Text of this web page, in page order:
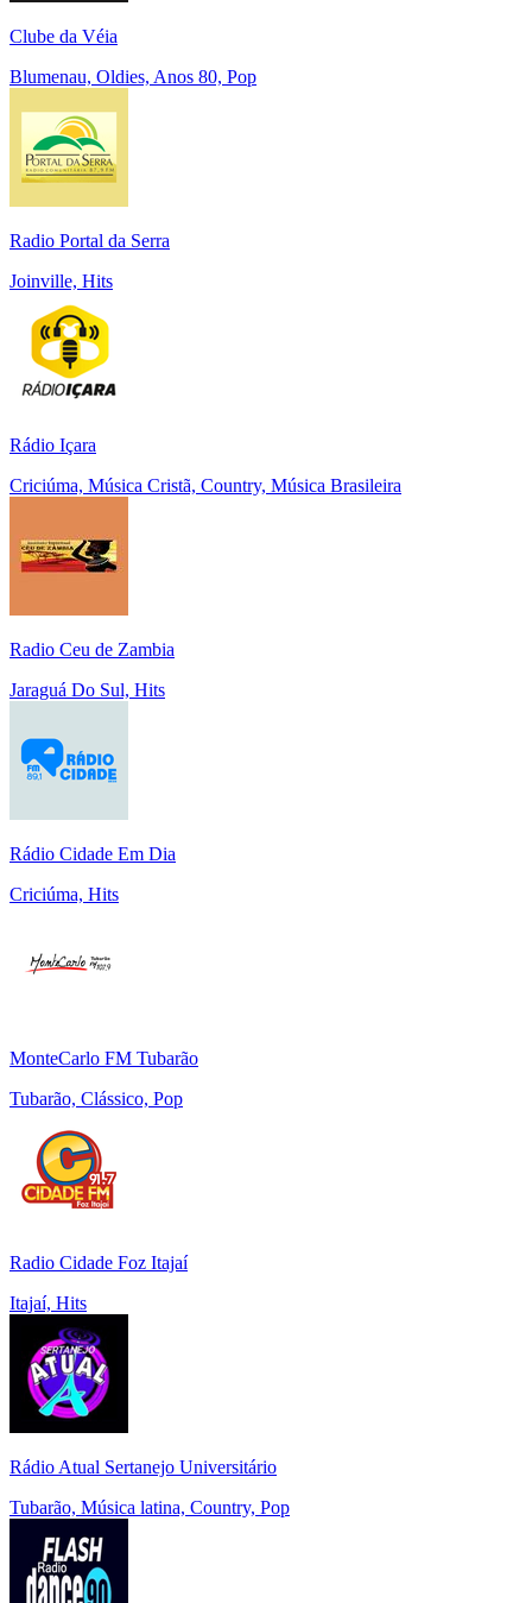
Clube da Véia
Blumenau, Oldies, Anos 80, Pop
Radio Portal da Serra
Joinville, Hits
Rádio Içara
Criciúma, Música Cristã, Country, Música Brasileira
Radio Ceu de Zambia
Jaraguá Do Sul, Hits
Rádio Cidade Em Dia
Criciúma, Hits
MonteCarlo FM Tubarão
Tubarão, Clássico, Pop
Radio Cidade Foz Itajaí
Itajaí, Hits
Rádio Atual Sertanejo Universitário
Tubarão, Música latina, Country, Pop